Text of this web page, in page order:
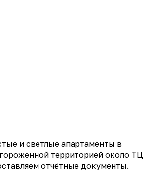
и светлые апартаменты в
территорией около ТЦ
отчётные документы.